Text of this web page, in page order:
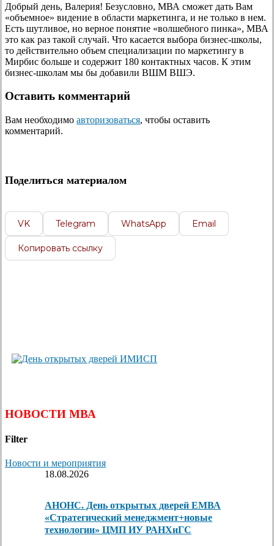
Добрый день, Валерия! Безусловно, МВА сможет дать Вам
«объемное» видение в области маркетинга, и не только в нем.
Есть шутливое, но верное понятие «волшебного пинка», МВА
это как раз такой случай. Что касается выбора бизнес-школы,
то действительно объем специализации по маркетингу в
Мирбис больше и содержит 180 контактных часов. К этим
бизнес-школам мы бы добавили ВШМ ВШЭ.
Оставить комментарий
Вам необходимо авторизоваться, чтобы оставить
комментарий.
Поделиться материалом
VK Telegram WhatsApp Email
Копировать ссылку
НОВОСТИ МВА
Filter
Новости и мероприятия
18.08.2026
АНОНС. День открытых дверей ЕМВА
«Стратегический менеджмент+новые
технологии» ЦМП ИУ РАНХиГС